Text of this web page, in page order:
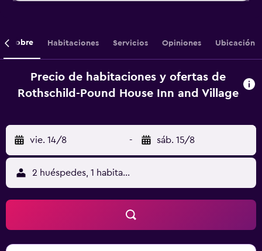
Sobre Habitaciones Servicios Opiniones Ubicación
Precio de habitaciones y ofertas de
Rothschild-Pound House Inn and Village
vie. 14/8 - sáb. 15/8
2 huéspedes, 1 habitación